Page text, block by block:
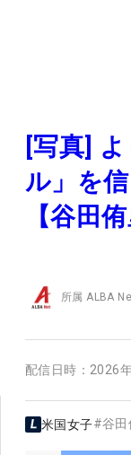
[写真]
ル」を
【谷田
所属ALBA
配信日時： 2026
米国女子#谷田